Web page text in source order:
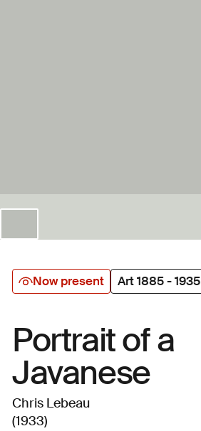
Now present Art 1885 - 1935
Portrait of a
Javanese
Chris Lebeau
(1933)